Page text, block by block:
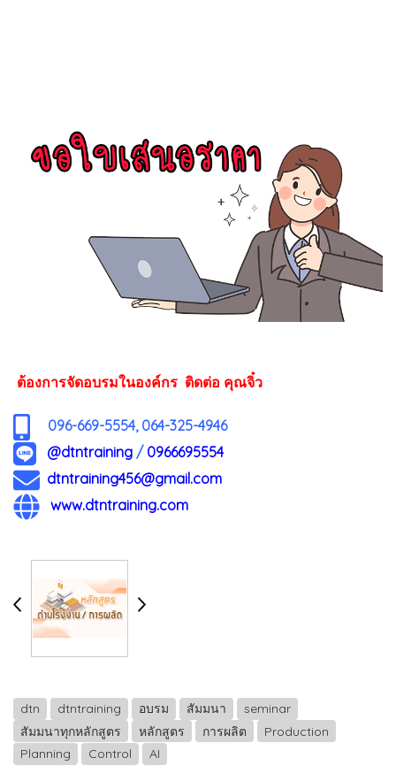
ต้องการจัดอบรมในองค์กร ติดต่อ คุณจิ๋ว
096-669-5554, 064-325-4946
@dtntraining / 0966695554
dtntraining456@gmail.com
www.dtntraining.com
dtn dtntraining อบรม สัมมนา
seminar
สัมมนาทุกหลักสูตร
หลักสูตร การผลิต
Production
Planning
Control AI